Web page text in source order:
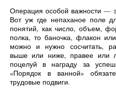
Операция особой важности —
Вот уж где непаханое поле
понятий, как число, объем,
полка, то баночка, флакон
можно и нужно сосчитать,
выше или ниже, правее или
поцелуй в награду за
«Порядок в ванной»
трудовые подвиги.